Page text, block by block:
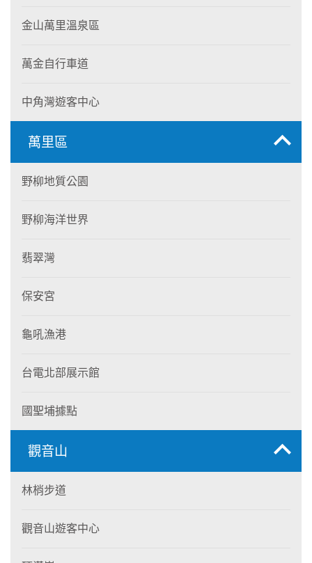
金山萬里溫泉區
萬金自行車道
中角灣遊客中心
萬里區
野柳地質公園
野柳海洋世界
翡翠灣
保安宮
龜吼漁港
台電北部展示館
國聖埔據點
觀音山
林梢步道
觀音山遊客中心